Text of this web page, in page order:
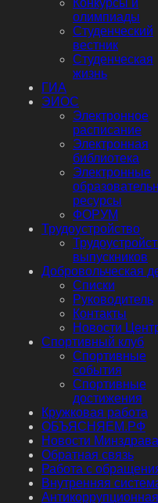
Конкурсы и
олимпиады
Студенческий
вестник
Студенческая
жизнь
ГИА
ЭИОС
Электронное
расписание
Электронная
библиотека
Электронные
ресурсы
ФОРУМ
Трудоустройство
выпускников
Добровольческая
Списки
Руководитель
Контакты
Новости
Спортивный клуб
Спортивные
события
Спортивные
достижения
Кружковая работа
ОБЪЯСНЯЕМ.РФ
Новости
Обратная связь
Работа с
Внутренняя